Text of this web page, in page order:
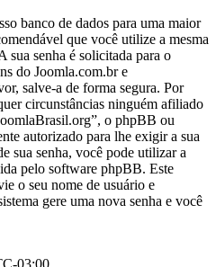
banco de dados para uma maior
que você utilize a mesma
sua senha é solicitada para o
do Joomla.com.br e
salve-a de forma segura. Por
circunstâncias ninguém afiliado
o phpBB ou
autorizado para lhe exigir a sua
sua senha, você pode utilizar a
pelo software phpBB. Este
o seu nome de usuário e
gere uma nova senha e você